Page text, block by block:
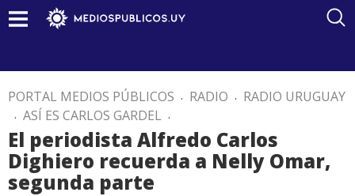
PORTAL MEDIOS PÚBLICOS . RADIO . RADIO URUGUAY
. ASÍ ES CARLOS GARDEL .
El periodista Alfredo Carlos
Dighiero recuerda a Nelly Omar,
segunda parte